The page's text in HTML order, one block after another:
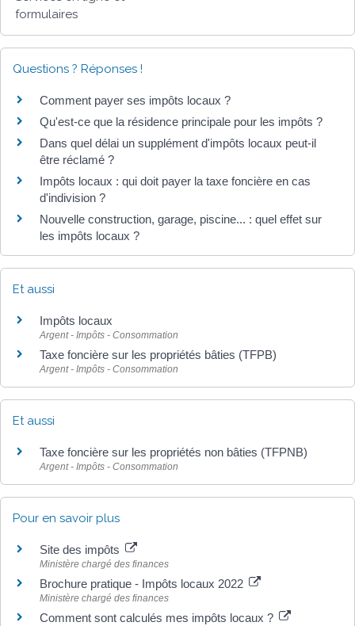
formulaires
Questions ? Réponses !
Comment payer ses impôts locaux ?
Qu'est-ce que la résidence principale pour les impôts ?
Dans quel délai un supplément d'impôts locaux peut-il
être réclamé ?
Impôts locaux : qui doit payer la taxe foncière en cas
d'indivision ?
Nouvelle construction, garage, piscine... : quel effet sur
les impôts locaux ?
Et aussi
Impôts locaux
Argent - Impôts - Consommation
Taxe foncière sur les propriétés bâties (TFPB)
Argent - Impôts - Consommation
Et aussi
Taxe foncière sur les propriétés non bâties (TFPNB)
Argent - Impôts - Consommation
Pour en savoir plus
Site des impôts
Ministère chargé des finances
Brochure pratique - Impôts locaux 2022
Ministère chargé des finances
Comment sont calculés mes impôts locaux ?